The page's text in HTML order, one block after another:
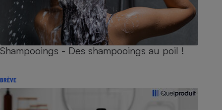
Shampooings - Des shampooings au poil !
BRÈVE